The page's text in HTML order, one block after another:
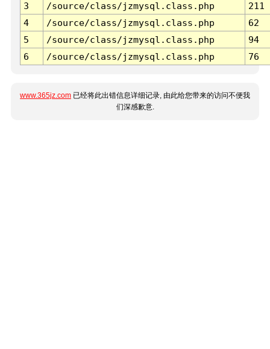
3 /source/class/jzmysql.class.php
211
4
/source/class/jzmysql.class.php
62
5
/source/class/jzmysql.class.php
94
6
/source/class/jzmysql.class.php 76
www.365jz.com 已经将此出错信息详细记录, 由此给您带来的访问不便我
们深感歉意.